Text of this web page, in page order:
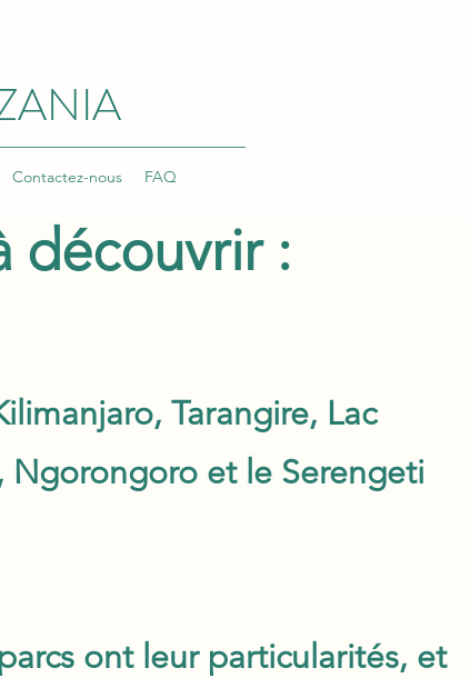
Contactez-nous FAQ
découvrir :
ont leur particularités, et
Tarangire, Lac
Ngorongoro et le Serengeti